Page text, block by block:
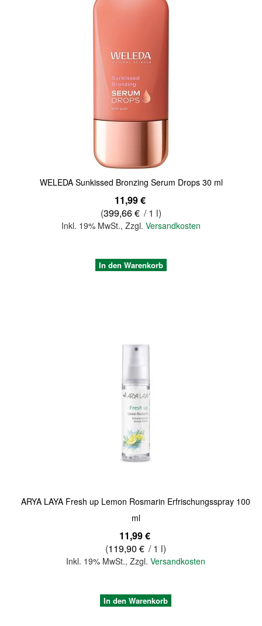
WELEDA Sunkissed Bronzing Serum Drops 30 ml
11,99 €
(399,66 € / 1 l)
Inkl. 19% MwSt., Zzgl. Versandkosten
In den Warenkorb
ARYA LAYA Fresh up Lemon Rosmarin Erfrischungsspray 100
ml
11,99 €
(119,90 € / 1 l)
Inkl. 19% MwSt.,Zzgl.Versandkosten
In den Warenkorb